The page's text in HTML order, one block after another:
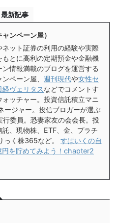
最新記事
ンペーン屋）
ネット証券の利用の経験や実際
もとに高利の定期預金や金融機
情報満載のブログを運営する
ペーン屋、 週刊現代や女性セ
経ヴェリタスなどでコメントす
ォッチャー。投資信託積立マニ
ージャー。投信ブロガーが選ぶ
行委員。恐妻家友の会会長。投
託、現物株、ETF、金、プラチ
っく株365など。 すぱいくの自
円を貯めてみよう！chapter2